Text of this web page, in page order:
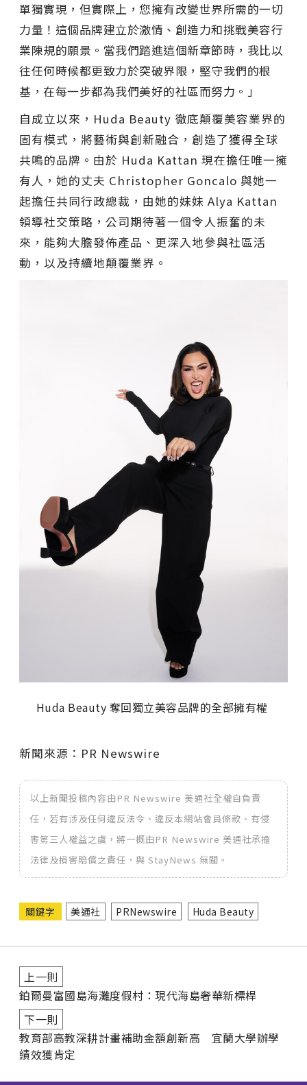
單獨實現，但實際上，您擁有改變世界所需的一切
力量！這個品牌建立於激情、創造力和挑戰美容行
業陳規的願景。當我們踏進這個新章節時，我比以
往任何時候都更致力於突破界限，堅守我們的根
基，在每一步都為我們美好的社區而努力。」
自成立以來，Huda Beauty 徹底顛覆美容業界的
固有模式，將藝術與創新融合，創造了獲得全球
共鳴的品牌。由於 Huda Kattan 現在擔任唯一擁
有人，她的丈夫 Christopher Goncalo 與她一
起擔任共同行政總裁，由她的妹妹 Alya Kattan
領導社交策略，公司期待著一個令人振奮的未
來，能夠大膽發佈產品、更深入地參與社區活
動，以及持續地顛覆業界。
Huda Beauty 奪回獨立美容品牌的全部擁有權
新聞來源：PR Newswire
以上新聞投稿內容由PR Newswire 美通社全權自負責
任，若有涉及任何違反法令、違反本網站會員條款、有侵
害第三人權益之虞，將一概由PR Newswire 美通社承擔
法律及損害賠償之責任，與 StayNews 無關。
關鍵字 美通社 PRNewswire Huda Beauty
上一則
鉑爾曼富國島海灘度假村：現代海島奢華新標桿
下一則
教育部高教深耕計畫補助金額創新高 宜蘭大學辦學
績效獲肯定